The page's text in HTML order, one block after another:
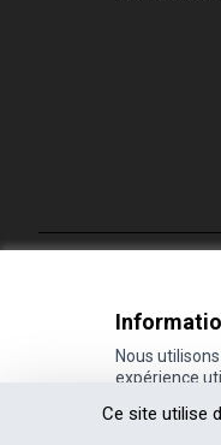
Ce site utilise
Nous
expérience
(Lien externe)
Site réalisé